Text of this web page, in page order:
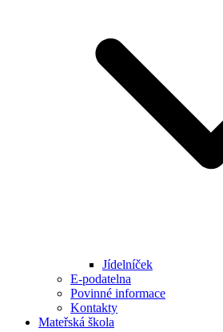
Jídelníček
E-podatelna
Povinné informace
Kontakty
Mateřská škola